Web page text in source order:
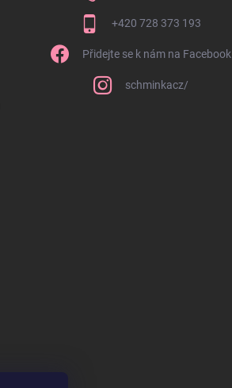
+420 728 373 193
Přidejte se k nám na Facebook
schminkacz/